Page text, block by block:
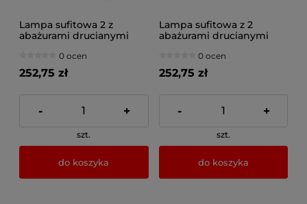
Lampa sufitowa 2 z
abażurami drucianymi
0 ocen
252,75 zł
- +
szt.
do koszyka
Lampa sufitowa z 2
abażurami drucianymi
0 ocen
252,75 zł
- +
szt.
do koszyka